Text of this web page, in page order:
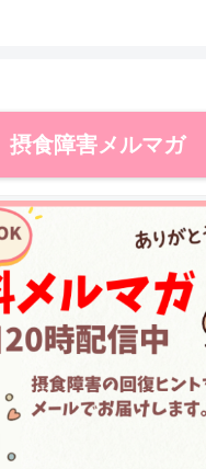
摂食障害メルマガ